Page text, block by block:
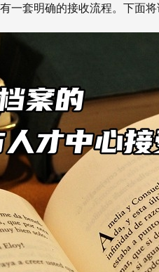
套明确的接收流程。下面将